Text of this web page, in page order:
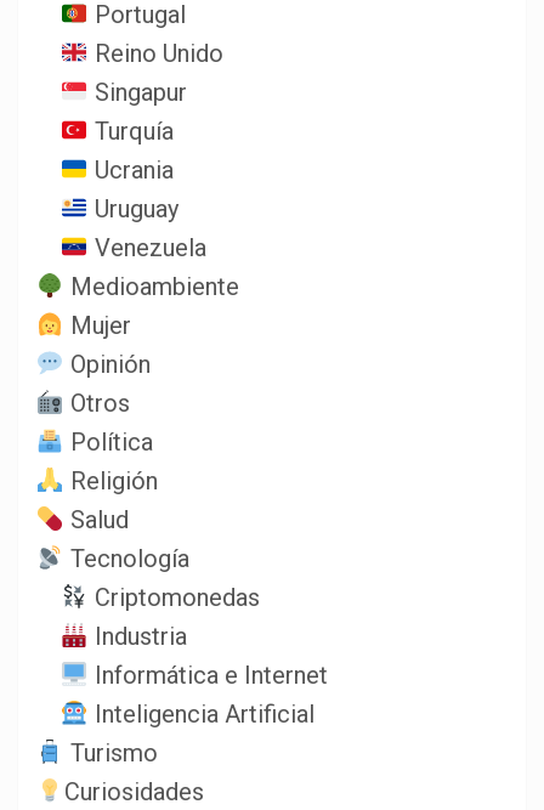
Portugal
Reino Unido
Singapur
Turquía
Ucrania
Uruguay
Venezuela
Medioambiente
Mujer
Opinión
Otros
Política
Religión
Salud
Tecnología
Criptomonedas
Industria
Informática e Internet
Inteligencia Artificial
Turismo
Curiosidades